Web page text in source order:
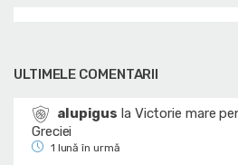
ULTIMELE COMENTARII
alupigus la Victorie mare
Greciei
1 lună în urmă